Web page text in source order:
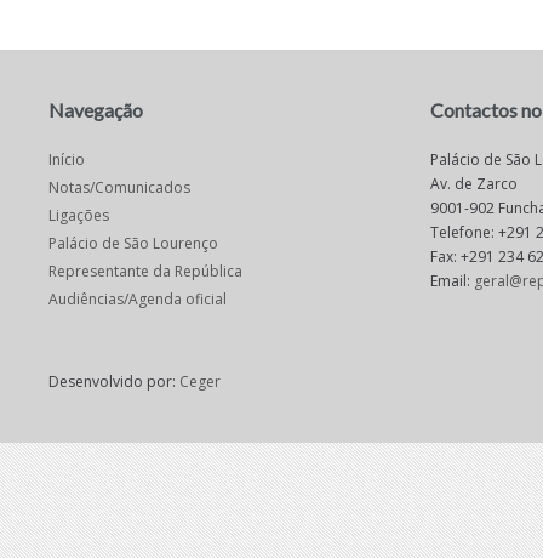
Navegação
Início
Notas/Comunicados
Ligações
Palácio de São Lourenço
Representante da República
Audiências/Agenda oficial
Contactos
Palácio de São
Av. de Zarco
9001-902
Telefone: +291
Fax: +291 234
Email:
Desenvolvido por: Ceger